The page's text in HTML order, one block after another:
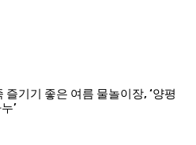
즐기기 좋은 여름 물놀이장, ‘양평
’